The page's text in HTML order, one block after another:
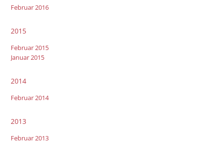
Februar 2016
2015
Februar 2015
Januar 2015
2014
Februar 2014
2013
Februar 2013